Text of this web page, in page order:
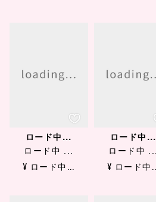
ロード中...
ロード中 ...
¥ ロード中...
ロード中...
ロード中 ...
¥ ロード中...